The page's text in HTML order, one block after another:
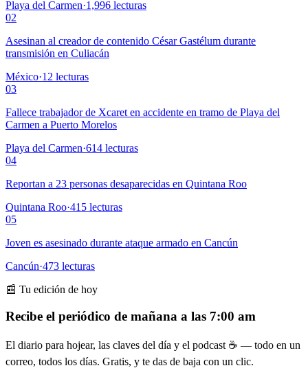
Playa del Carmen·1,996 lecturas
02
Asesinan al creador de contenido César Gastélum durante
transmisión en Culiacán
México·12 lecturas
03
Fallece trabajador de Xcaret en accidente en tramo de Playa del
Carmen a Puerto Morelos
Playa del Carmen·614 lecturas
04
Reportan a 23 personas desaparecidas en Quintana Roo
Quintana Roo·415 lecturas
05
Joven es asesinado durante ataque armado en Cancún
Cancún·473 lecturas
📰 Tu edición de hoy
Recibe el periódico de mañana a las 7:00 am
El diario para hojear, las claves del día y el podcast ☕ — todo en un
correo, todos los días. Gratis, y te das de baja con un clic.